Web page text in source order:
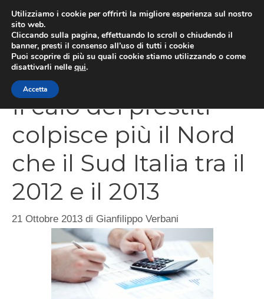
contenuto
Il calo dei prestiti
colpisce più il Nord
che il Sud Italia tra il
2012 e il 2013
21 Ottobre 2013 di Gianfilippo Verbani
Utilizziamo i cookie per offrirti la migliore esperienza sul nostro
sito web.
Cliccando sulla pagina, effettuando lo scroll o chiudendo il
banner, presti il consenso all’uso di tutti i cookie
Puoi scoprire di più su quali cookie stiamo utilizzando o come
disattivarli nelle qui.
Accetta